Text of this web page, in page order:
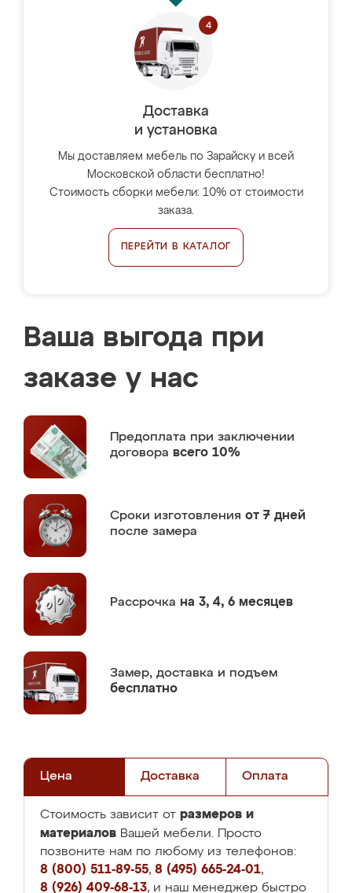
Доставка
и установка
Мы доставляем мебель по Зарайску и всей
Московской области бесплатно!
Стоимость сборки мебели: 10% от стоимости
заказа.
ПЕРЕЙТИ В КАТАЛОГ
Ваша выгода при
заказе у нас
Предоплата при заключении
договора всего 10%
Сроки изготовления от 7 дней
после замера
Рассрочка на 3, 4, 6 месяцев
Замер, доставка и подъем
бесплатно
Цена Доставка Оплата
Стоимость зависит от размеров и
материалов Вашей мебели. Просто
позвоните нам по любому из телефонов:
8 (800) 511-89-55, 8 (495) 665-24-01,
8 (926) 409-68-13, и наш менеджер быстро